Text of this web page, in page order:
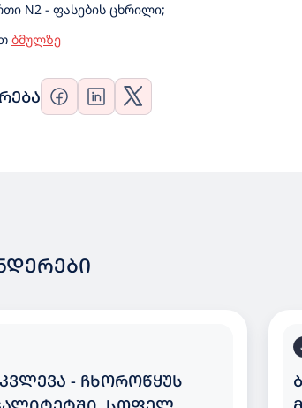
N2 - ფასების ცხრილი;
ბმულზე
- ᲩᲮᲝᲠᲝᲬᲧᲣᲡ